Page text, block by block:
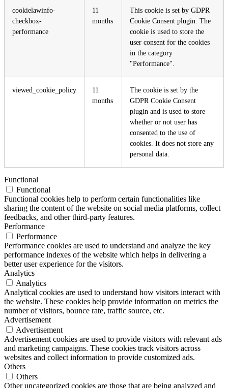
cookielawinfo-
checkbox-
performance
11
months
This cookie is set by GDPR
Cookie Consent plugin. The
cookie is used to store the
user consent for the cookies
in the category
"Performance".
viewed_cookie_policy
11
months
The cookie is set by the
GDPR Cookie Consent
plugin and is used to store
whether or not user has
consented to the use of
cookies. It does not store any
personal data.
Functional
Functional
Functional cookies help to perform certain functionalities like
sharing the content of the website on social media platforms, collect
feedbacks, and other third-party features.
Performance
Performance
Performance cookies are used to understand and analyze the key
performance indexes of the website which helps in delivering a
better user experience for the visitors.
Analytics
Analytics
Analytical cookies are used to understand how visitors interact with
the website. These cookies help provide information on metrics the
number of visitors, bounce rate, traffic source, etc.
Advertisement
Advertisement
Advertisement cookies are used to provide visitors with relevant ads
and marketing campaigns. These cookies track visitors across
websites and collect information to provide customized ads.
Others
Others
Other uncategorized cookies are those that are being analyzed and